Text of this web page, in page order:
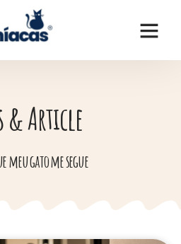
& Article
meu gato me segue